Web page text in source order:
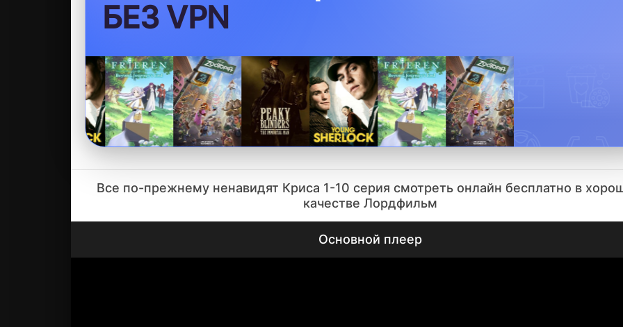
БЕЗ VPN
Все по-прежнему ненавидят Криса 1-10 серия смотреть онлайн бесплатно в
качестве Лордфильм
Основной плеер